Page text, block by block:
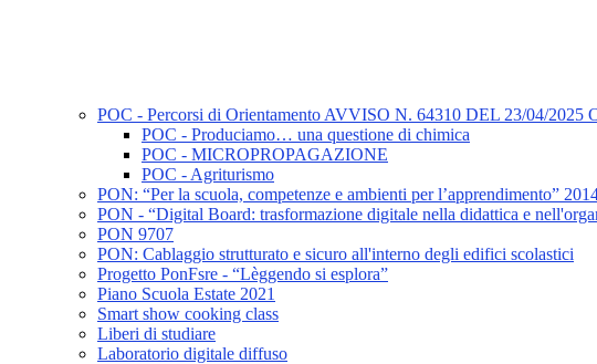
POC - Percorsi di Orientamento AVVISO N. 64310 DEL 23/04/2025
POC - Produciamo… una questione di chimica
POC - MICROPROPAGAZIONE
POC - Agriturismo
PON: “Per la scuola, competenze e ambienti per l’apprendimento”
PON - “Digital Board: trasformazione digitale nella didattica e
PON 9707
PON: Cablaggio strutturato e sicuro all'interno degli edifici scolastici
Progetto PonFsre - “Lèggendo si esplora”
Piano Scuola Estate 2021
Smart show cooking class
Liberi di studiare
Laboratorio digitale diffuso